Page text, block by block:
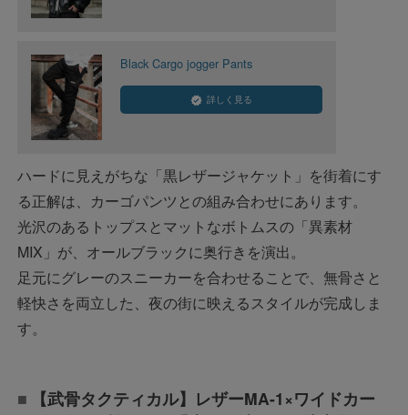
Black Cargo jogger Pants
詳しく見る
ハードに見えがちな「黒レザージャケット」を街着にす
る正解は、カーゴパンツとの組み合わせにあります。
光沢のあるトップスとマットなボトムスの「異素材
MIX」が、オールブラックに奥行きを演出。
足元にグレーのスニーカーを合わせることで、無骨さと
軽快さを両立した、夜の街に映えるスタイルが完成しま
す。
【武骨タクティカル】レザーMA-1×ワイドカー